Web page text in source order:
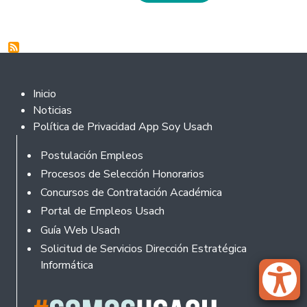
Footer 2
Inicio
Noticias
Política de Privacidad App Soy Usach
Rodapé
Postulación Empleos
Procesos de Selección Honorarios
Concursos de Contratación Académica
Portal de Empleos Usach
Guía Web Usach
Solicitud de Servicios Dirección Estratégica
Informática